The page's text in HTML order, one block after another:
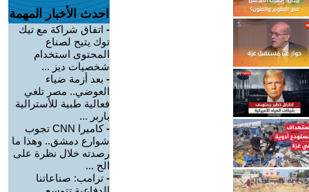
احدث الأخبار المهمة
- اتفاق شراكة مع تيك
توك يتيح لصناع
المحتوى استخدام
شخصيات ديز ...
- بعد أزمة ضياء
العوضي.. مصر تلغي
فعالية طبية للأسترالية
باربر ...
-
كاميرا CNN تجوب
شوارع دمشق.. وهذا ما
رصدته خلال نظرة على
الح ...
- ترامب: صناعاتنا